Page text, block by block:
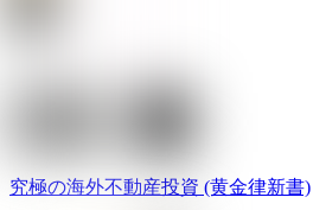
究極の海外不動産投資 (黄金律新書)